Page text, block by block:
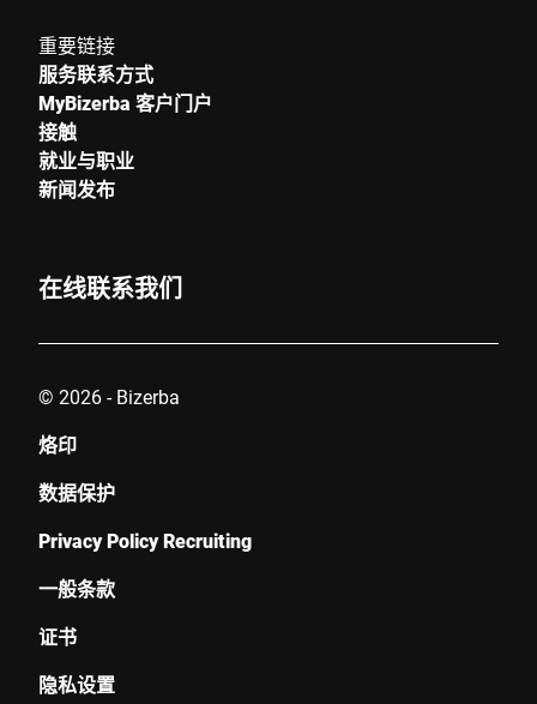
重要链接
服务联系方式
MyBizerba 客户门户
接触
就业与职业
新闻发布
在线联系我们
© 2026 - Bizerba
烙印
数据保护
Privacy Policy Recruiting
一般条款
证书
隐私设置